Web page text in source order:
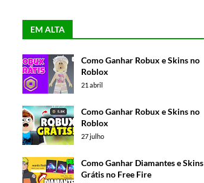
EM ALTA
Como Ganhar Robux e Skins no
Roblox
21 abril
Como Ganhar Robux e Skins no
Roblox
27 julho
Como Ganhar Diamantes e Skins
Grátis no Free Fire